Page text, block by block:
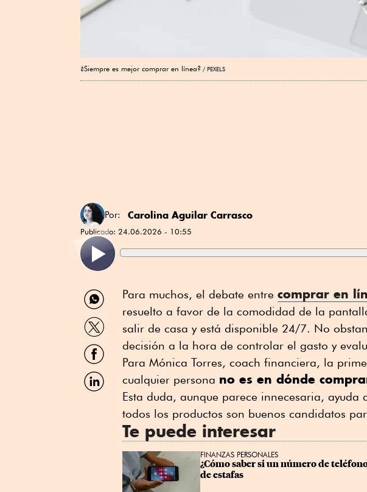
¿Siempre es mejor comprar en línea? PEXELS
Por: Carolina Aguilar Carrasco
Publicado: 24.06.2026 - 10:55
Compartir
por
WhatsApp
Compartir
por
Twitter
Compartir
por
Facebook
Compartir
por
Para muchos, el debate entre comprar en
resuelto a favor de la comodidad de la
salir de casa y está disponible 24/7. No
decisión a la hora de controlar el gasto y
Para Mónica Torres, coach financiera, la
cualquier persona no es en dónde
Esta duda, aunque parece innecesaria,
todos los productos son buenos candidatos
Te puede interesar
FINANZAS PERSONALES
¿Cómo saber si un número de
de estafas